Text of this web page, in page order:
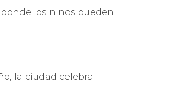
los niños pueden
la ciudad celebra